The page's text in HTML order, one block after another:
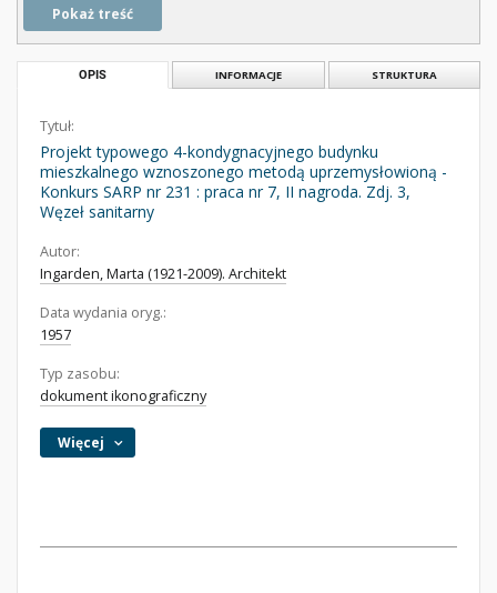
Pokaż treść
OPIS INFORMACJE STRUKTURA
Tytuł:
Projekt typowego 4-kondygnacyjnego budynku
mieszkalnego wznoszonego metodą uprzemysłowioną -
Konkurs SARP nr 231 : praca nr 7, II nagroda. Zdj. 3,
Węzeł sanitarny
Autor:
Ingarden, Marta (1921-2009). Architekt
Data wydania oryg.:
1957
Typ zasobu:
dokument ikonograficzny
Więcej